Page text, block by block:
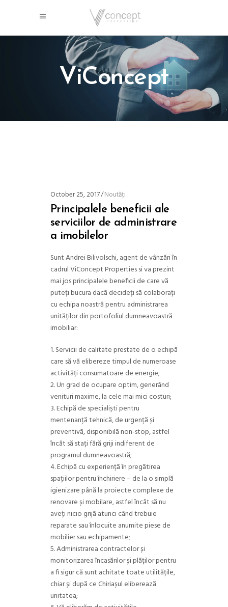
ViConcept
October 25, 2017 Noutăți
Principalele beneficii ale
serviciilor de administrare
a imobilelor
Sunt Andrei Bilivolschi, agent de vânzări în
cadrul ViConcept Properties si va prezint
mai jos principalele beneficii de care vă
puteți bucura dacă decideți să colaborați
cu echipa noastră pentru administrarea
unităților din portofoliul dumneavoastră
imobiliar:
Servicii de calitate prestate de o echipă
care să vă elibereze timpul de numeroase
activități consumatoare de energie;
Un grad de ocupare optim, generând
venituri maxime, la cele mai mici costuri;
Echipă de specialiști pentru
mentenanță tehnică, de urgență și
preventivă, disponibilă non-stop, astfel
încât să stați fără griji indiferent de
programul dumneavoastră;
Echipă cu experiență în pregătirea
spațiilor pentru închiriere – de la o simplă
igienizare până la proiecte complexe de
renovare și mobilare, astfel încât să nu
aveți nicio grijă atunci când trebuie
reparate sau înlocuite anumite piese de
mobilier sau echipamente;
Administrarea contractelor și
monitorizarea încasărilor și plăților pentru
a fi sigur că sunt achitate toate utilitățile,
chiar și după ce Chiriașul eliberează
unitatea;